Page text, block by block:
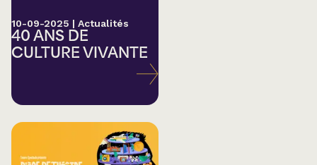
10-09-2025 | Actualités
40 ANS DE
CULTURE VIVANTE